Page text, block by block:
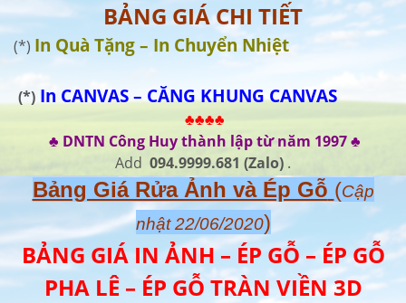
BẢNG GIÁ CHI TIẾT
(*) In Quà Tặng – In Chuyển Nhiệt
(*) In CANVAS – CĂNG KHUNG CANVAS
♣♣♣♣
♣ DNTN Công Huy thành lập từ năm 1997 ♣
Add 094.9999.681 (Zalo) .
Bảng Giá Rửa Ảnh và Ép Gỗ (Cập
nhật 22/06/2020)
BẢNG GIÁ IN ẢNH – ÉP GỖ – ÉP GỖ
PHA LÊ – ÉP GỖ TRÀN VIỀN 3D